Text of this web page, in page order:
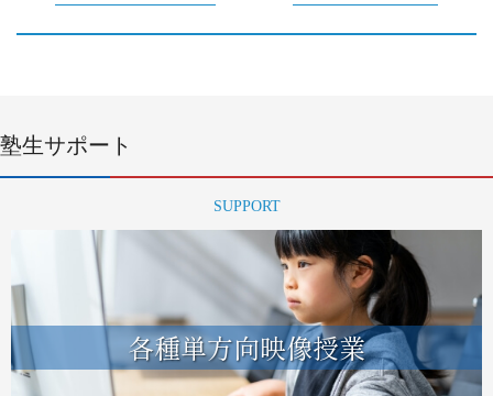
塾生サポート
SUPPORT
各種単方向映像授業